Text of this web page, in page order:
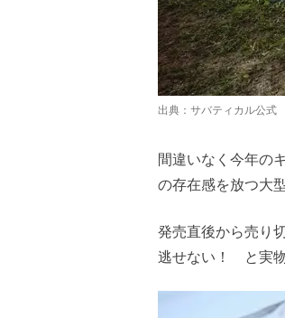
出典： サバティカル公式
間違いなく今年の
の存在感を放つ大
発売直後から売り
逃せない！ と実物